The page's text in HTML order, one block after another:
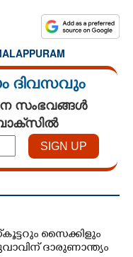
ദിവസവും
സംഭവങ്ങൾ
സൈക്കിളും
ദാരുണാന്ത്യം